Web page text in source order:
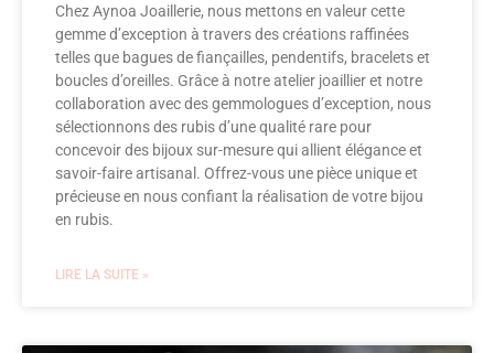
Chez Aynoa Joaillerie, nous mettons en valeur cette
gemme d’exception à travers des créations raffinées
telles que bagues de fiançailles, pendentifs, bracelets et
boucles d’oreilles. Grâce à notre atelier joaillier et notre
collaboration avec des gemmologues d’exception, nous
sélectionnons des rubis d’une qualité rare pour
concevoir des bijoux sur-mesure qui allient élégance et
savoir-faire artisanal. Offrez-vous une pièce unique et
précieuse en nous confiant la réalisation de votre bijou
en rubis.
LIRE LA SUITE »